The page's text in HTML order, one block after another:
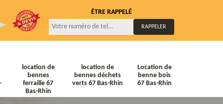
ÊTRE RAPPELÉ
location de
bennes
ferraille 67
Bas-Rhin
location de
bennes déchets
verts 67 Bas-Rhin
Location de
benne bois
67 Bas-Rhin